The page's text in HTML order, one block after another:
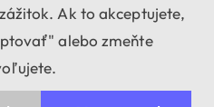
Ak to akceptujete,
alebo zmeňte